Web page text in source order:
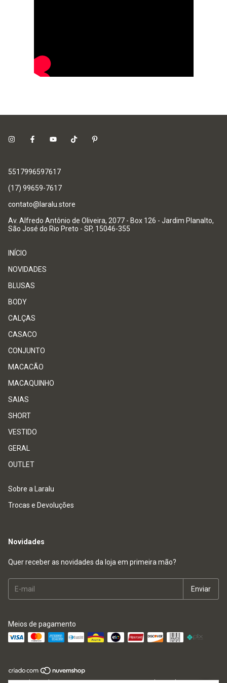
5517996597617
(17) 99659-7617
contato@laralu.store
Av. Alfredo Antônio de Oliveira, 2077 - Box 126 - Jardim Planalto,
São José do Rio Preto - SP, 15046-355
INÍCIO
NOVIDADES
BLUSAS
BODY
CALÇAS
CASACO
CONJUNTO
MACACÃO
MACAQUINHO
SAIAS
SHORT
VESTIDO
GERAL
OUTLET
Sobre a Laralu
Trocas e Devoluções
Novidades
Quer receber as novidades da loja em primeira mão?
Meios de pagamento